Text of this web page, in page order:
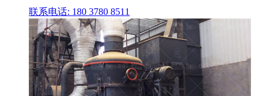
联系电话: 180 3780 8511